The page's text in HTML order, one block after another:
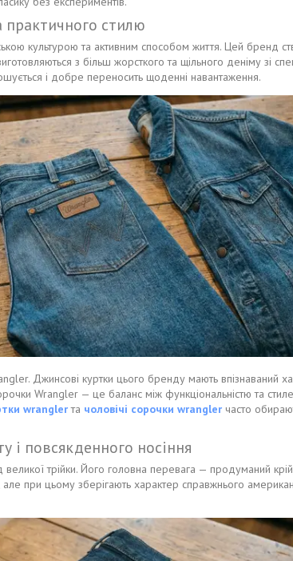
практичного стилю
культурою та активним способом життя. Цей бренд
з більш жорсткого та щільного деніму зі
і добре переносить щоденні навантаження.
Джинсові куртки цього бренду мають впізнаваний
Wrangler — це баланс між функціональністю та
wranglerта чоловічі сорочки wrangler часто
і повсякденного носіння
трійки. Його головна перевага — продуманий
при цьому зберігають характер справжнього